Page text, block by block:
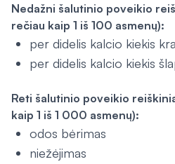
Nedažni šalutinio poveikio
rečiau kaip 1 iš 100 asmenų):
per didelis kalcio kiekis
per didelis kalcio kiekis
Reti šalutinio poveikio
kaip 1 iš 1 000 asmenų):
odos bėrimas
niežėjimas